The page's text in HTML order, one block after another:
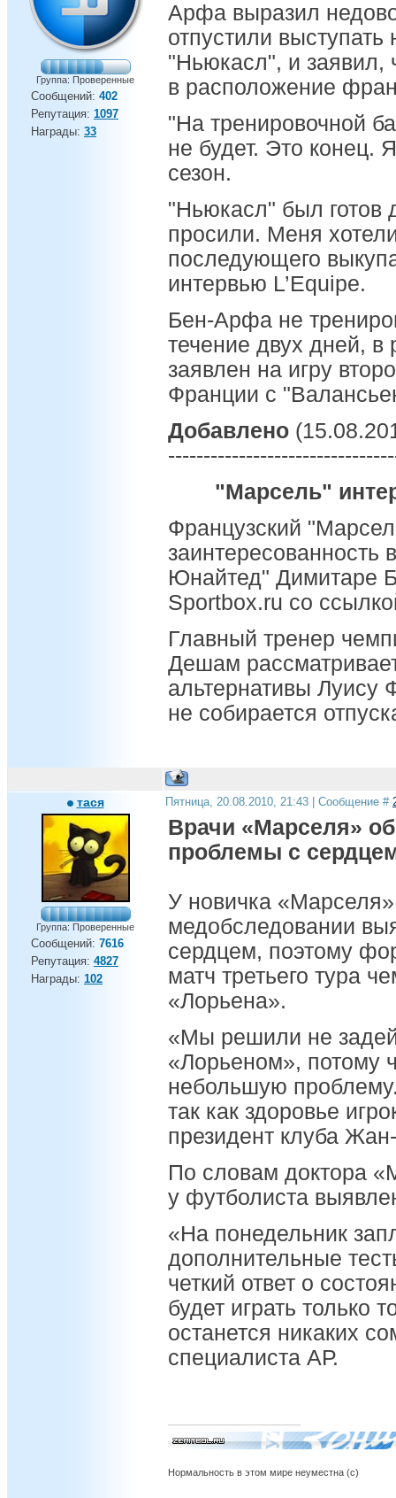
Группа: Проверенные
Сообщений: 402
Репутация: 1097
Награды: 33
Арфа выразил
отпустили
"Ньюкасл", и заявил,
в расположение
"На тренировочной
не будет. Это конец.
сезон.
"Ньюкасл" был готов
просили. Меня
последующего
интервью L’Equipe.
Бен-Арфа не
течение двух дней, в
заявлен на игру
Франции с
Добавлено
"Марсель"
Французский
Юнайтед" Димитаре
Sportbox.ru со
Главный тренер
Дешам
альтернативы Луису
не собирается
тася
Группа: Проверенные
Сообщений: 7616
Репутация: 4827
Награды: 102
Пятница, 20.08.2010, 21:43 | Сообщение #
Врачи «Марселя»
проблемы с
У новичка
медобследовании
сердцем, поэтому
матч третьего тура
«Лорьена».
«Мы решили не
«Лорьеном», потому
небольшую
так как здоровье
президент клуба
По словам доктора
у футболиста
«На понедельник
дополнительные
четкий ответ о
будет играть только
останется никаких
специалиста АР.
Нормальность в этом мире неуместна (с)